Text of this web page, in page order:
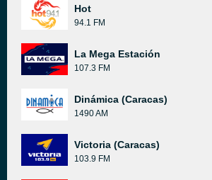
Hot
94.1 FM
La Mega Estación
107.3 FM
Dinámica (Caracas)
1490 AM
Victoria (Caracas)
103.9 FM